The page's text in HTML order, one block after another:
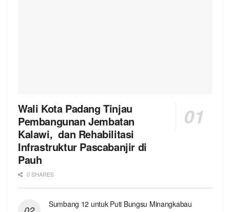
Wali Kota Padang Tinjau
Pembangunan Jembatan
Kalawi, dan Rehabilitasi
Infrastruktur Pascabanjir di
Pauh
0 SHARES
Sumbang 12 untuk Puti Bungsu Minangkabau